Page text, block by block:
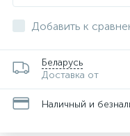
Добавить к
Беларусь
Доставка от
Наличный и